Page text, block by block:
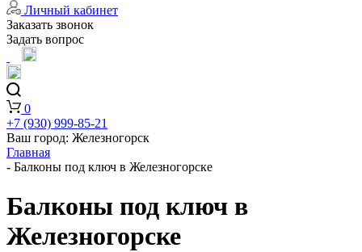
Личный кабинет
Заказать звонок
Задать вопрос
0
+7 (930) 999-85-21
Ваш город: Железногорск
Главная
- Балконы под ключ в Железногорске
Балконы под ключ в
Железногорске